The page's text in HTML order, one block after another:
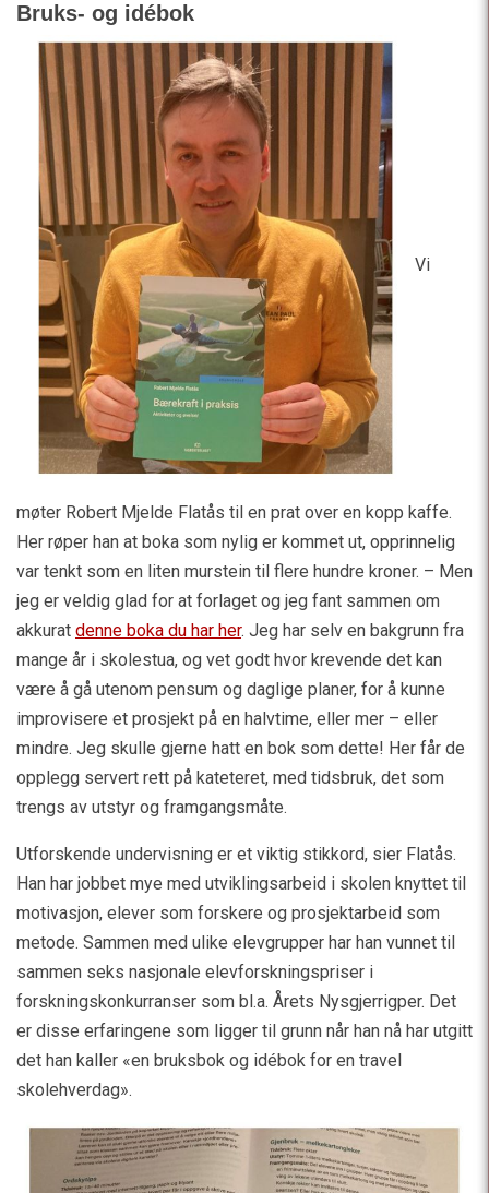
Bruks- og idébok
Vi
møter Robert Mjelde Flatås til en prat over en kopp kaffe.
Her røper han at boka som nylig er kommet ut, opprinnelig
var tenkt som en liten murstein til flere hundre kroner. – Men
jeg er veldig glad for at forlaget og jeg fant sammen om
akkurat denne boka du har her. Jeg har selv en bakgrunn fra
mange år i skolestua, og vet godt hvor krevende det kan
være å gå utenom pensum og daglige planer, for å kunne
improvisere et prosjekt på en halvtime, eller mer – eller
mindre. Jeg skulle gjerne hatt en bok som dette! Her får de
opplegg servert rett på kateteret, med tidsbruk, det som
trengs av utstyr og framgangsmåte.
Utforskende undervisning er et viktig stikkord, sier Flatås.
Han har jobbet mye med utviklingsarbeid i skolen knyttet til
motivasjon, elever som forskere og prosjektarbeid som
metode. Sammen med ulike elevgrupper har han vunnet til
sammen seks nasjonale elevforskningspriser i
forskningskonkurranser som bl.a. Årets Nysgjerrigper. Det
er disse erfaringene som ligger til grunn når han nå har utgitt
det han kaller «en bruksbok og idébok for en travel
skolehverdag».